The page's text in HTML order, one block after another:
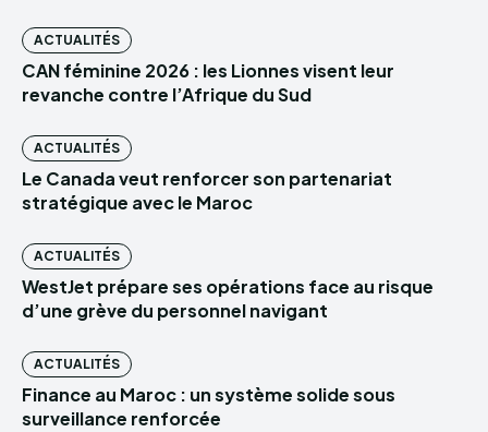
ACTUALITÉS
CAN féminine 2026 : les Lionnes visent leur
revanche contre l’Afrique du Sud
ACTUALITÉS
Le Canada veut renforcer son partenariat
stratégique avec le Maroc
ACTUALITÉS
WestJet prépare ses opérations face au risque
d’une grève du personnel navigant
ACTUALITÉS
Finance au Maroc : un système solide sous
surveillance renforcée